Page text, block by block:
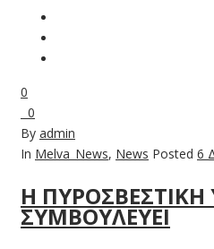
0
0
By admin
In Melva_News, News Posted 6
Η ΠΥΡΟΣΒΕΣΤΙΚΗ
ΣΥΜΒΟΥΛΕΥΕΙ